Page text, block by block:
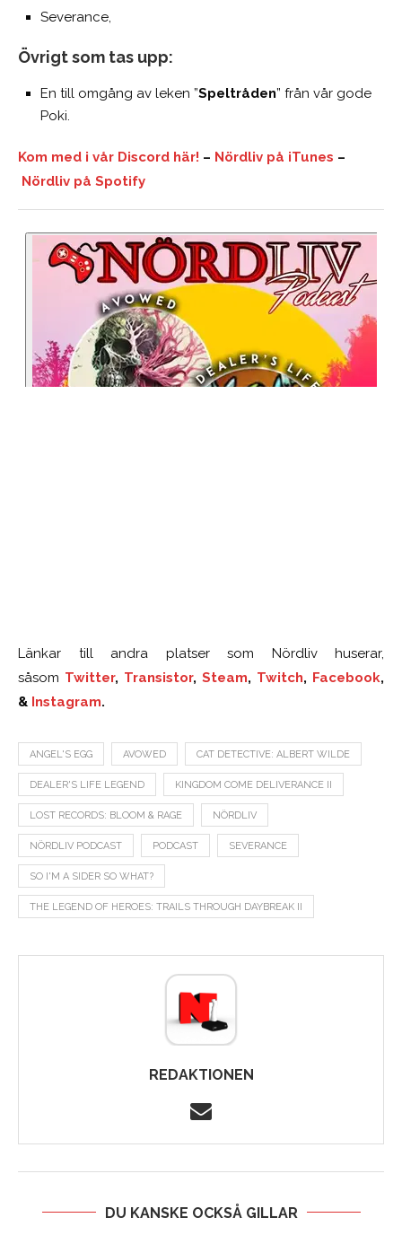
Severance,
Övrigt som tas upp:
En till omgång av leken ”Speltråden” från vår gode
Poki.
Kom med i vår Discord här! – Nördliv på iTunes –
Nördliv på Spotify
Länkar till andra platser som Nördliv huserar,
såsom Twitter, Transistor, Steam, Twitch, Facebook,
& Instagram.
ANGEL'S EGG AVOWED CAT DETECTIVE: ALBERT WILDE
DEALER'S LIFE LEGEND KINGDOM COME DELIVERANCE II
LOST RECORDS: BLOOM & RAGE NÖRDLIV
NÖRDLIV PODCAST PODCAST SEVERANCE
SO I'M A SIDER SO WHAT?
THE LEGEND OF HEROES: TRAILS THROUGH DAYBREAK II
REDAKTIONEN
DU KANSKE OCKSÅ GILLAR